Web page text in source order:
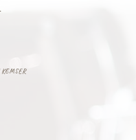
KEMSER